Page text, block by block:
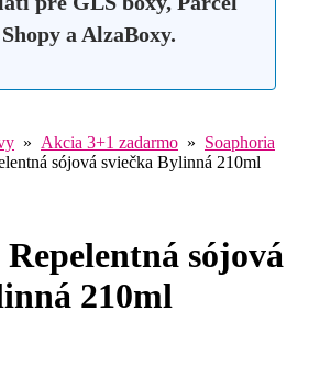
Shopy a AlzaBoxy.
» Akcia 3+1 zadarmo » Soaphoria
sójová sviečka Bylinná 210ml
sójová
210ml